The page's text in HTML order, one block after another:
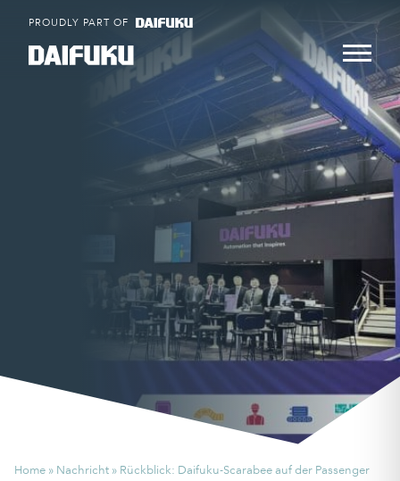
content
PROUDLY PART OF
Home » Nachricht » Rückblick: Daifuku-Scarabee auf der Passenger